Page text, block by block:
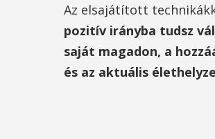
Az elsajátított
pozitív irányba tudsz
saját magadon, a
és az aktuális